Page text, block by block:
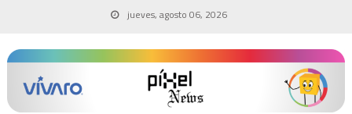
content
jueves, agosto 06, 2026